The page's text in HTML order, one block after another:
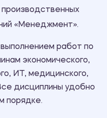
«Менеджмент».
работ по
экономического,
ИТ, медицинского,
дисциплины удобно
порядке.